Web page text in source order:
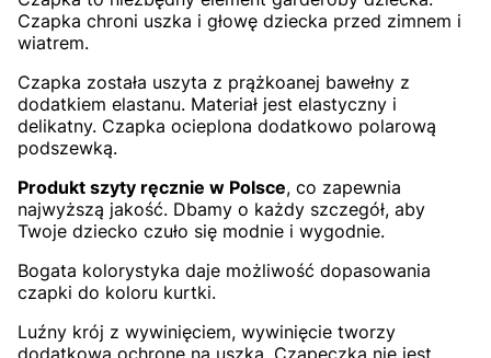
Czapka chroni uszka i głowę dziecka przed zimnem i
wiatrem.
Czapka została uszyta z prążkoanej bawełny z
dodatkiem elastanu. Materiał jest elastyczny i
delikatny. Czapka ocieplona dodatkowo polarową
podszewką.
Produkt szyty ręcznie w Polsce, co zapewnia
najwyższą jakość. Dbamy o każdy szczegół, aby
Twoje dziecko czuło się modnie i wygodnie.
Bogata kolorystyka daje możliwość dopasowania
czapki do koloru kurtki.
Luźny krój z wywinięciem, wywinięcie tworzy
dodatkową ochronę na uszka. Czapeczka nie jest